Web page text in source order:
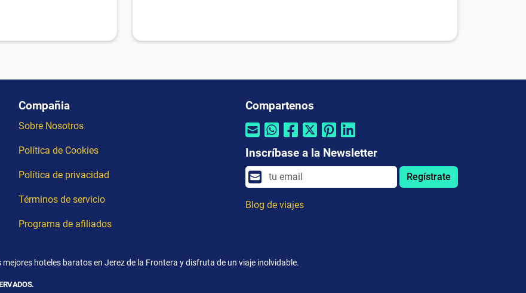
Compañia
Sobre Nosotros
Política de Cookies
Política de privacidad
Términos de servicio
Programa de afiliados
Compartenos
Inscríbase a la Newsletter
Regístrate
Blog de viajes
mejores hoteles baratos en Jerez de la Frontera y disfruta de un viaje inolvidable.